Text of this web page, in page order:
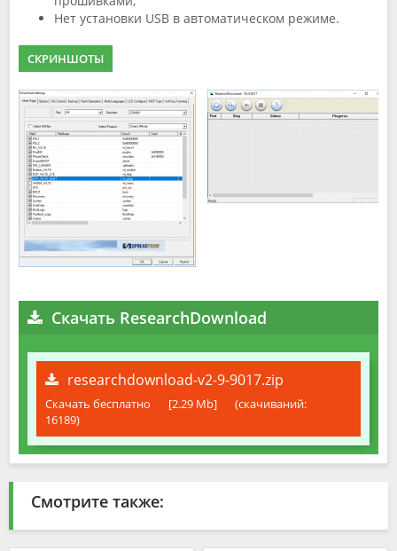
Нет установки USB в автоматическом режиме.
СКРИНШОТЫ
Скачать ResearchDownload
researchdownload-v2-9-9017.zip
Скачать бесплатно [2.29 Mb]
(cкачиваний:
16189)
Смотрите также: